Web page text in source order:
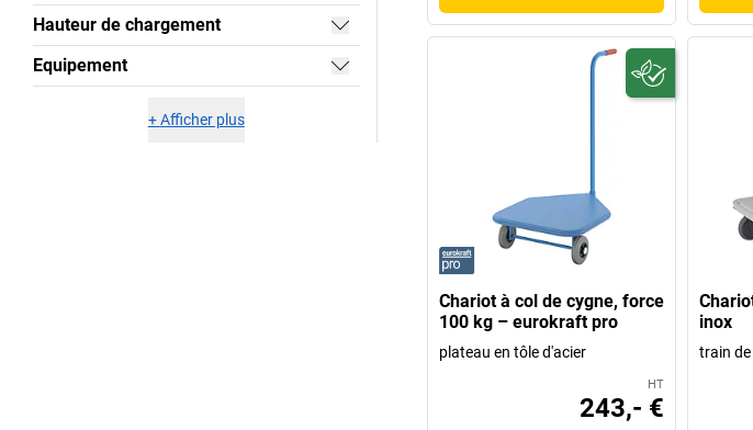
Hauteur de chargement
Equipement
+Afficher plus
Chariot à col de cygne, force
100 kg – eurokraft pro
plateau en tôle d'acier
HT
243,- €
inox
train